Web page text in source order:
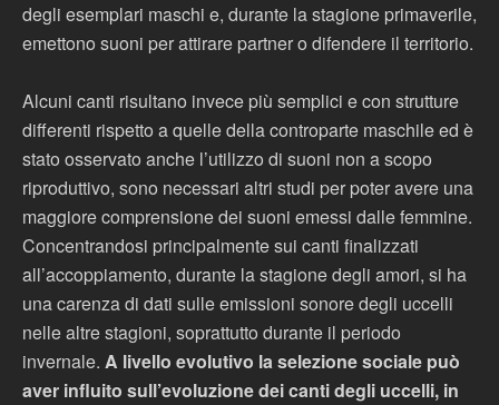
degli esemplari maschi e, durante la stagione primaverile,
emettono suoni per attirare partner o difendere il territorio.
Alcuni canti risultano invece più semplici e con strutture
differenti rispetto a quelle della controparte maschile ed è
stato osservato anche l’utilizzo di suoni non a scopo
riproduttivo, sono necessari altri studi per poter avere una
maggiore comprensione dei suoni emessi dalle femmine.
Concentrandosi principalmente sui canti finalizzati
all’accoppiamento, durante la stagione degli amori, si ha
una carenza di dati sulle emissioni sonore degli uccelli
nelle altre stagioni, soprattutto durante il periodo
invernale. A livello evolutivo la selezione sociale può
aver influito sull’evoluzione dei canti degli uccelli, in